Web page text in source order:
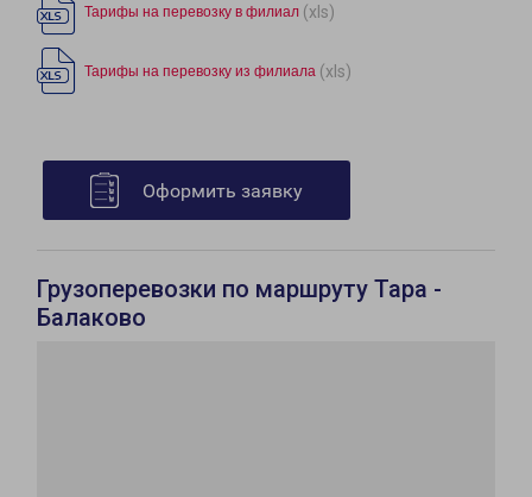
Тарифы на перевозку в филиал (xls)
Тарифы на перевозку из филиала (xls)
Оформить заявку
Грузоперевозки по маршруту Тара -
Балаково